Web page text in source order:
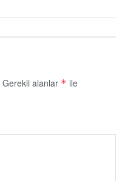
Gerekli alanlar * ile